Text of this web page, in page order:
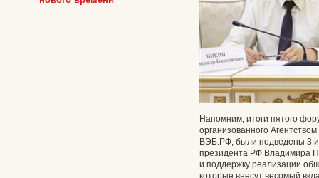
Напомним, итоги пятого
организованного
ВЭБ.РФ, были подведены 3
президента РФ Владимира
и поддержку реализации
которые внесут весомый